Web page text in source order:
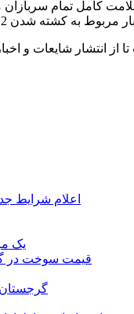
گرجی در افغانستان را
اعلام شرایط
یک مرد
قیمت سوخت در